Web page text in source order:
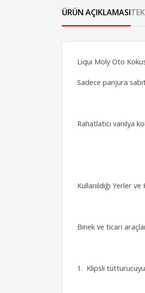
ÜRÜN AÇIKLAMASI
Liqui Moly Oto
Sadece panjura
Rahatlatıcı vanilya
Kullanıldığı Yerler ve
Binek ve ticari
1. Klipsli tutturucuyu